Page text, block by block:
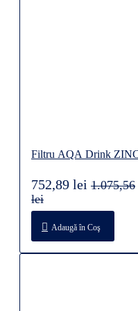
Filtru AQA Drink
752,89 lei 1.075,56
lei
Adaugă în Coş